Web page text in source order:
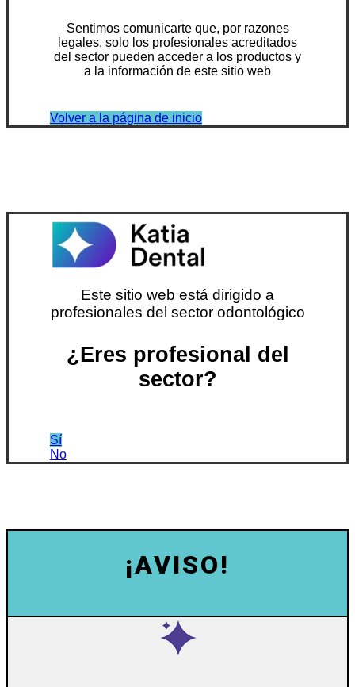
Sentimos comunicarte que, por razones
legales, solo los profesionales acreditados
del sector pueden acceder a los productos y
a la información de este sitio web
Volver a la página de inicio
Este sitio web está dirigido a
profesionales del sector odontológico
¿Eres profesional del
sector?
Sí
No
¡AVISO!